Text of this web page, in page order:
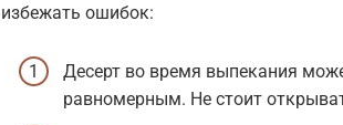
избежать ошибок:
Десерт во время выпекания
равномерным. Не стоит